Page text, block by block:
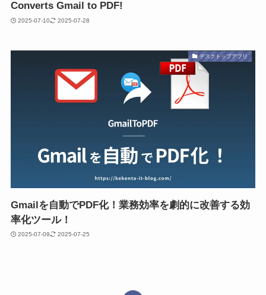
Converts Gmail to PDF!
2025-07-10 2025-07-28
デスクトップアプリ
Gmailを自動でPDF化！業務効率を劇的に改善する効
率化ツール！
2025-07-09 2025-07-25